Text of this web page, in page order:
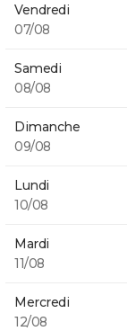
Vendredi
07/08
Samedi
08/08
Dimanche
09/08
Lundi
10/08
Mardi
11/08
Mercredi
12/08